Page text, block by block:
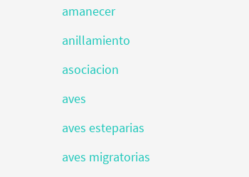
amanecer
anillamiento
asociacion
aves
aves esteparias
aves migratorias